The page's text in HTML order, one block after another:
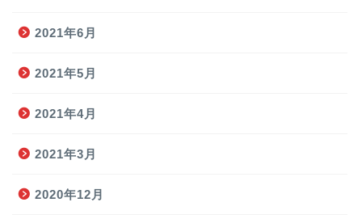
2021年6月
2021年5月
2021年4月
2021年3月
2020年12月